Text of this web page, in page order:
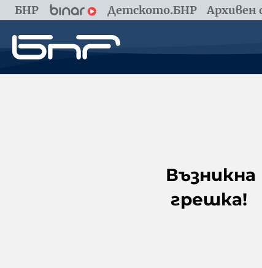
БНР Детското.БНР Архивен
Възникна
грешка!